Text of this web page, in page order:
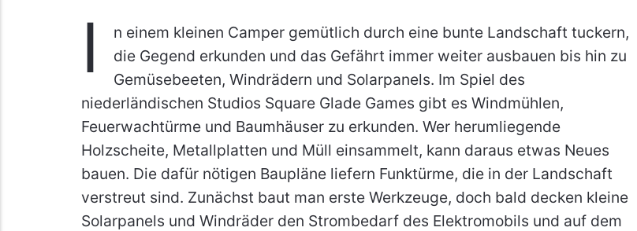
I
n einem kleinen Camper gemütlich durch eine bunte Landschaft tuckern,
die Gegend erkunden und das Gefährt immer weiter ausbauen bis hin zu
Gemüsebeeten, Windrädern und Solarpanels. Im Spiel des
niederländischen Studios Square Glade Games gibt es Windmühlen,
Feuerwachtürme und Baumhäuser zu erkunden. Wer herumliegende
Holzscheite, Metallplatten und Müll einsammelt, kann daraus etwas Neues
bauen. Die dafür nötigen Baupläne liefern Funktürme, die in der Landschaft
verstreut sind. Zunächst baut man erste Werkzeuge, doch bald decken kleine
Solarpanels und Windräder den Strombedarf des Elektromobils und auf dem